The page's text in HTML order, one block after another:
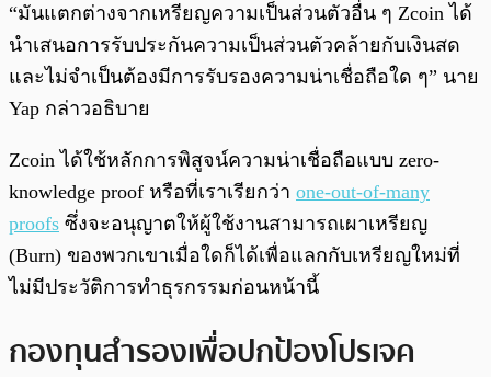
“มันแตกต่างจากเหรียญความเป็นส่วนตัวอื่น ๆ Zcoin ได้
นำเสนอการรับประกันความเป็นส่วนตัวคล้ายกับเงินสด
และไม่จำเป็นต้องมีการรับรองความน่าเชื่อถือใด ๆ” นาย
Yap กล่าวอธิบาย
Zcoin ได้ใช้หลักการพิสูจน์ความน่าเชื่อถือแบบ zero-
knowledge proof หรือที่เราเรียกว่า one-out-of-many
proofs ซึ่งจะอนุญาตให้ผู้ใช้งานสามารถเผาเหรียญ
(Burn) ของพวกเขาเมื่อใดก็ได้เพื่อแลกกับเหรียญใหม่ที่
ไม่มีประวัติการทำธุรกรรมก่อนหน้านี้
กองทุนสำรองเพื่อปกป้องโปรเจค